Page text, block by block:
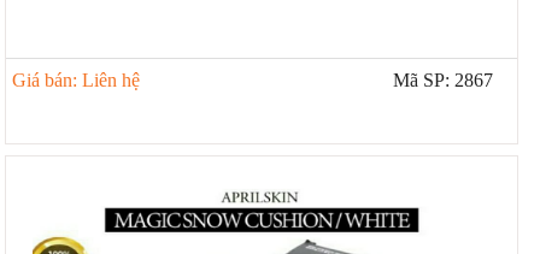
Giá bán: Liên hệ Mã SP: 2867